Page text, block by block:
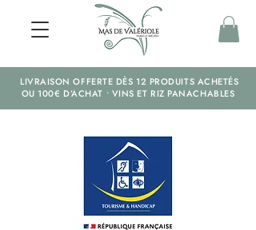
LIVRAISON OFFERTE DÈS 12 PRODUITS ACHETÉS
OU 100€ D’ACHAT • VINS ET RIZ PANACHABLES